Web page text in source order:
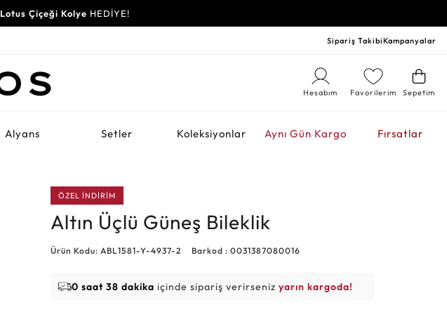
Lotus Çiçeği Kolye HEDİYE!
Sipariş TakibiKampanyalar
Sepetim
Favorilerim
Hesabım
Alyans Setler Koleksiyonlar Aynı Gün Kargo Fırsatlar
ÖZEL İNDİRİM
Altın Üçlü Güneş Bileklik
Ürün Kodu: ABL1581-Y-4937-2 Barkod : 0031387080016
0 saat 38 dakika içinde sipariş verirsenizyarın kargoda!